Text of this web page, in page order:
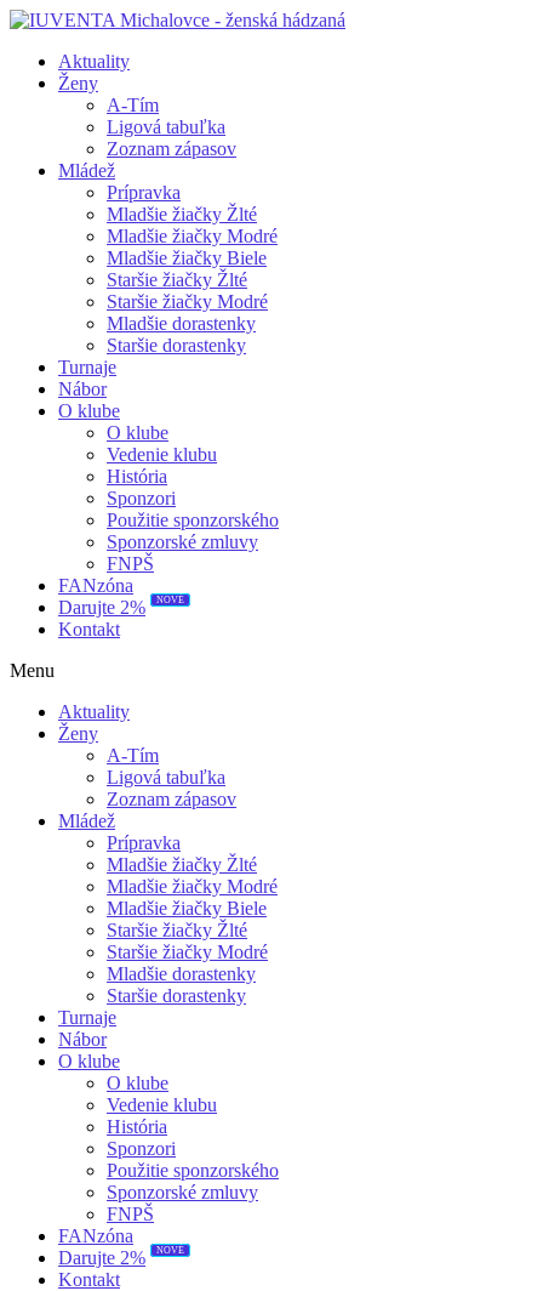
Aktuality
Ženy
A-Tím
Ligová tabuľka
Zoznam zápasov
Mládež
Prípravka
Mladšie žiačky Žlté
Mladšie žiačky Modré
Mladšie žiačky Biele
Staršie žiačky Žlté
Staršie žiačky Modré
Mladšie dorastenky
Staršie dorastenky
Turnaje
Nábor
O klube
O klube
Vedenie klubu
História
Sponzori
Použitie sponzorského
Sponzorské zmluvy
FNPŠ
FANzóna
Darujte 2%
NOVÉ
Kontakt
Menu
Aktuality
Ženy
A-Tím
Ligová tabuľka
Zoznam zápasov
Mládež
Prípravka
Mladšie žiačky Žlté
Mladšie žiačky Modré
Mladšie žiačky Biele
Staršie žiačky Žlté
Staršie žiačky Modré
Mladšie dorastenky
Staršie dorastenky
Turnaje
Nábor
O klube
O klube
Vedenie klubu
História
Sponzori
Použitie sponzorského
Sponzorské zmluvy
FNPŠ
FANzóna
Darujte 2%
NOVÉ
Kontakt